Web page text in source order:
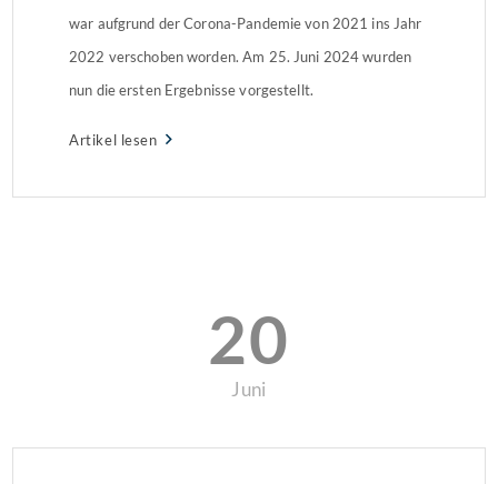
war aufgrund der Corona-Pandemie von 2021 ins Jahr
2022 verschoben worden. Am 25. Juni 2024 wurden
nun die ersten Ergebnisse vorgestellt.
Artikel lesen
20
Juni